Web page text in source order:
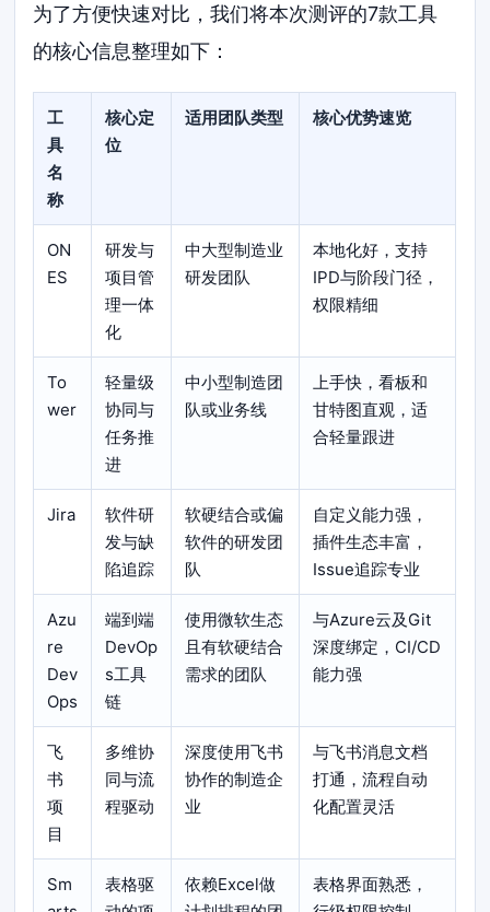
为了方便快速对比，我们将本次测评的7款工具
的核心信息整理如下：
工
具
名
称
核心定
位
适用团队类型 核心优势速览
ON
ES
研发与
项目管
理一体
化
中大型制造业
研发团队
本地化好，支持
IPD与阶段门径，
权限精细
To
wer
轻量级
协同与
任务推
进
中小型制造团
队或业务线
上手快，看板和
甘特图直观，适
合轻量跟进
Jira
软件研
发与缺
陷追踪
软硬结合或偏
软件的研发团
队
自定义能力强，
插件生态丰富，
Issue追踪专业
Azu
re
Dev
Ops
端到端
DevOp
s工具
链
使用微软生态
且有软硬结合
需求的团队
与Azure云及Git
深度绑定，CI/CD
能力强
飞
书
项
目
多维协
同与流
程驱动
深度使用飞书
协作的制造企
业
与飞书消息文档
打通，流程自动
化配置灵活
Sm
表格驱
依赖Excel做
表格界面熟悉，